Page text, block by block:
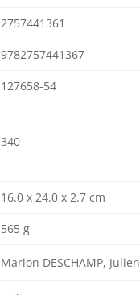
2757441361
9782757441367
127658-54
340
16.0 x 24.0 x 2.7 cm
565 g
Marion DESCHAMP,